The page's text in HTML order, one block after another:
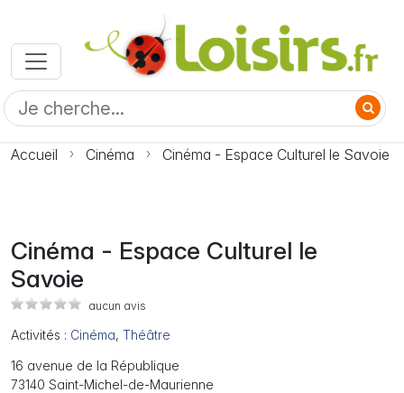
Accueil Cinéma Cinéma - Espace Culturel le Savoie
Cinéma - Espace Culturel le
Savoie
aucun avis
Activités : Cinéma, Théâtre
16 avenue de la République
73140 Saint-Michel-de-Maurienne